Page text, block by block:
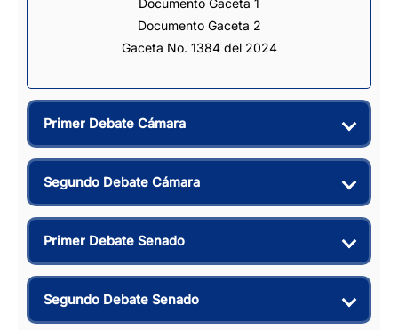
Documento Gaceta 2
Gaceta No. 1384 del 2024
Primer Debate Cámara
Segundo Debate Cámara
Primer Debate Senado
Segundo Debate Senado